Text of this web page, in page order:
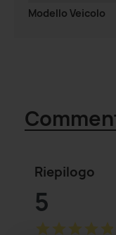
Modello Veicolo
Riepilogo
5
star star star star star